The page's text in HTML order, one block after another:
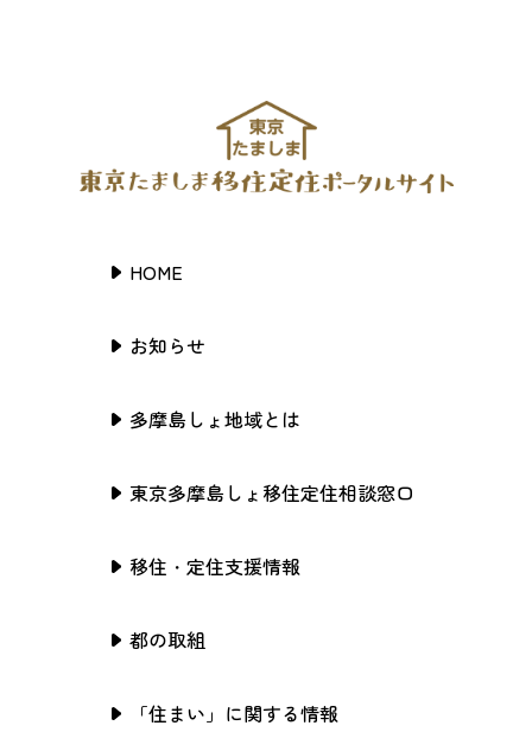
HOME
お知らせ
多摩島しょ地域とは
東京多摩島しょ移住定住相談窓口
移住・定住支援情報
都の取組
「住まい」に関する情報